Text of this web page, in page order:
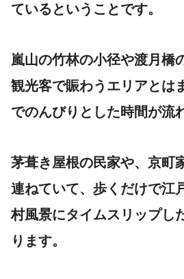
ているということです。
嵐山の竹林の小径や渡月橋
観光客で賑わうエリアとは
でのんびりとした時間が流
茅葺き屋根の民家や、京町
連ねていて、歩くだけで江
村風景にタイムスリップし
ります。